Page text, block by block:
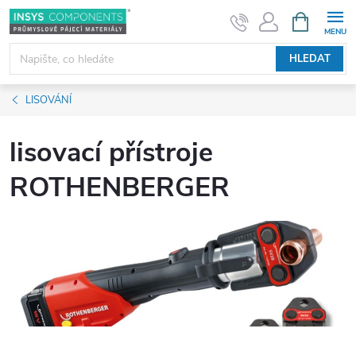
Přejít
na
obsah
HLEDAT
NÁKUPNÍ
KOŠÍK
LISOVÁNÍ
lisovací přístroje
ROTHENBERGER